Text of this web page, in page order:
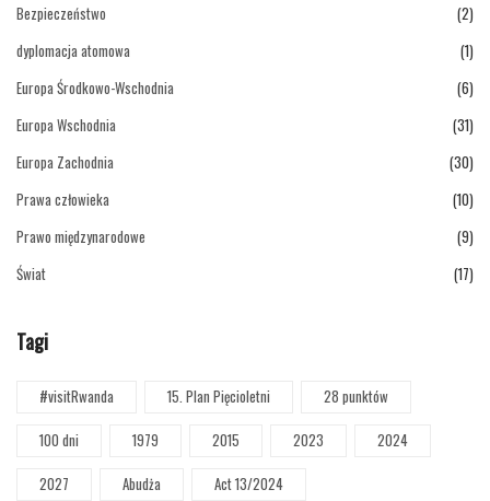
Bezpieczeństwo
(2)
dyplomacja atomowa
(1)
Europa Środkowo-Wschodnia
(6)
Europa Wschodnia
(31)
Europa Zachodnia
(30)
Prawa człowieka
(10)
Prawo międzynarodowe
(9)
Świat
(17)
Tagi
#visitRwanda 15. Plan Pięcioletni
28 punktów
100 dni
1979 2015 2023
2024
2027
Abudża
Act 13/2024